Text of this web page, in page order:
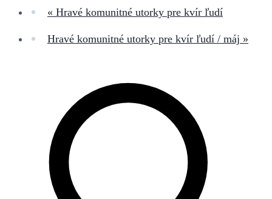
« Hravé komunitné utorky pre kvír ľudí
Hravé komunitné utorky pre kvír ľudí / máj »